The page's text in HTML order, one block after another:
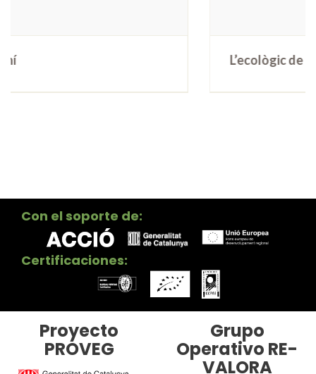
L’ecològic de cabra
Con el soporte de:
Certificaciones:
Proyecto
PROVEG
Grupo
Operativo RE-
VALORA